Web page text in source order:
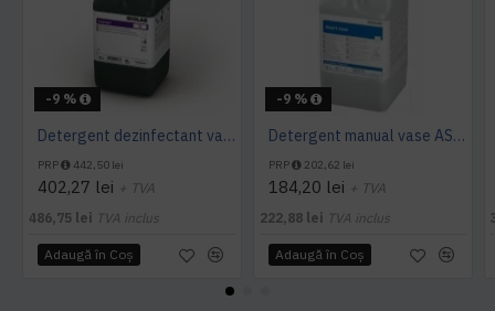
-9 %
Detergent dezinfectant vase manual, ASEPTOPOL EL 76 5L Ecolab
PRP 442,50 lei
402,27 lei + TVA
486,75 lei TVA inclus
Adaugă în Coş
-9 %
Detergent manual vase ASSERT CLEAN 5L Ecolab - Ecologic
PRP 202,62 lei
184,20 lei + TVA
222,88 lei TVA inclus
Adaugă în Coş